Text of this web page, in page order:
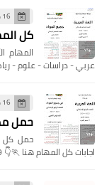
16 ديسمبر 2023
كل
المهام
عربي - دراسات - علوم -
16 ديسمبر 2023
حمل
اجابات كل المهام هنا 🏃👇 https://tinyurl.com/4dv9ybx9 …